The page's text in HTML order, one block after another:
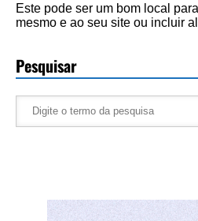
Este pode ser um bom local
mesmo e ao seu site ou incluir
Pesquisar